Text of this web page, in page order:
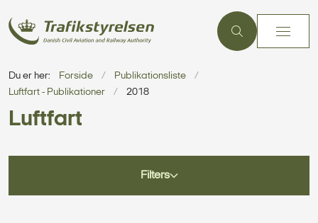
Du er her: Forside
Publikationsliste
Luftfart - Publikationer
2018
Luftfart
Filters